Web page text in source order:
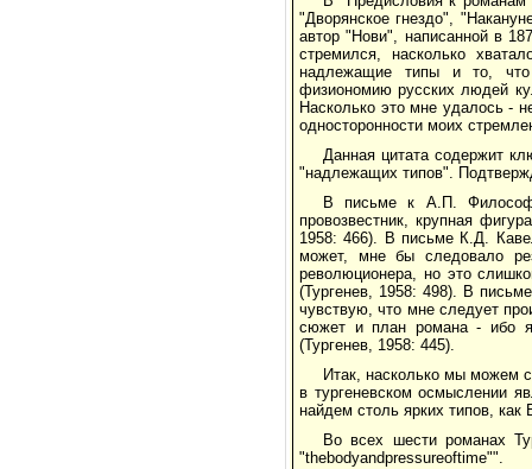
"Дворянское гнездо",
автор "Нови", написанной в
стремился, насколько
надлежащие типы и то, что
физиономию русских людей
Насколько это мне удалось -
односторонности моих
Данная цитата содержит
"надлежащих типов".
В письме к А.П.
провозвестник, крупная
1958: 466). В письме К.Д.
может, мне бы следовало
революционера, но это
(Тургенев, 1958: 498). В
чувствую, что мне следует
сюжет и план романа - ибо
(Тургенев, 1958: 445).
Итак, насколько мы можем
в тургеневском осмыслении
найдем столь ярких типов,
Во всех шести романах
"thebodyandpressureoftime"".